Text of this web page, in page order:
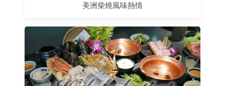
美洲柴燒風味熱情